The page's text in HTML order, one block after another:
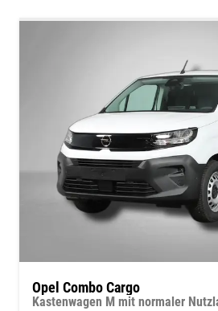
Opel Combo Cargo
Kastenwagen M mit normaler